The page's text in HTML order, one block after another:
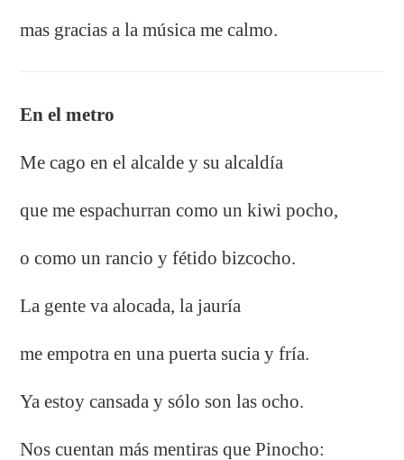
mas gracias a la música me calmo.
En el metro
Me cago en el alcalde y su alcaldía
que me espachurran como un kiwi pocho,
o como un rancio y fétido bizcocho.
La gente va alocada, la jauría
me empotra en una puerta sucia y fría.
Ya estoy cansada y sólo son las ocho.
Nos cuentan más mentiras que Pinocho: